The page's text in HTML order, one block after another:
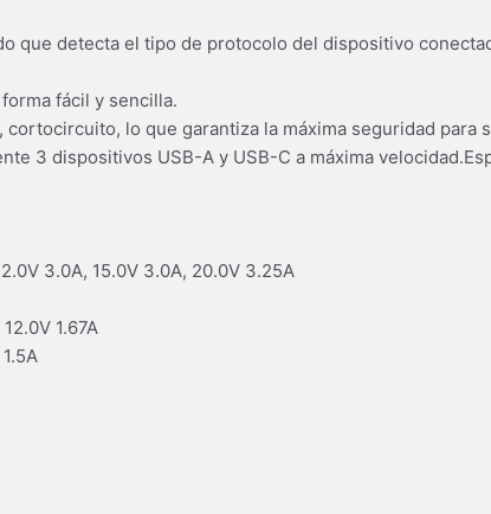
que detecta el tipo de protocolo del dispositivo
fácil y sencilla.
lo que garantiza la máxima seguridad para
3 dispositivos USB-A y USB-C a máxima
3.0A, 15.0V 3.0A, 20.0V 3.25A
1.67A